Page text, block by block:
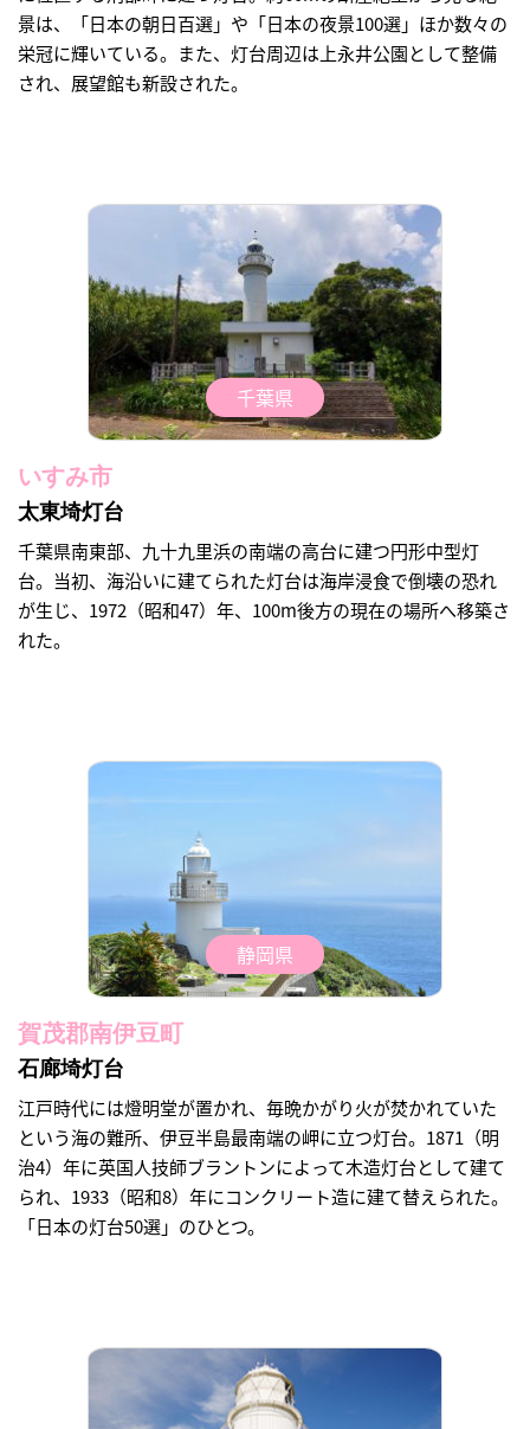
景は、「日本の朝日百選」や「日本の夜景100選」ほか数々の
栄冠に輝いている。また、灯台周辺は上永井公園として整備
され、展望館も新設された。
千葉県
いすみ市
太東埼灯台
千葉県南東部、九十九里浜の南端の高台に建つ円形中型灯
台。当初、海沿いに建てられた灯台は海岸浸食で倒壊の恐れ
が生じ、1972（昭和47）年、100m後方の現在の場所へ移築さ
れた。
静岡県
賀茂郡南伊豆町
石廊埼灯台
江戸時代には燈明堂が置かれ、毎晩かがり火が焚かれていた
という海の難所、伊豆半島最南端の岬に立つ灯台。1871（明
治4）年に英国人技師ブラントンによって木造灯台として建て
られ、1933（昭和8）年にコンクリート造に建て替えられた。
「日本の灯台50選」のひとつ。